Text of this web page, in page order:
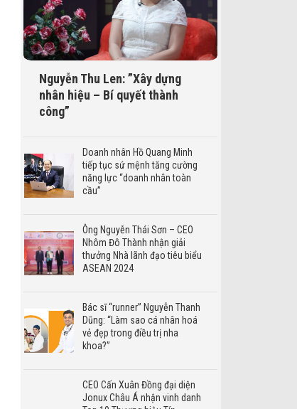
Nguyễn Thu Len: ”Xây dựng
nhân hiệu – Bí quyết thành
công”
Doanh nhân Hồ Quang Minh
tiếp tục sứ mệnh tăng cường
năng lực “doanh nhân toàn
cầu”
Ông Nguyễn Thái Sơn – CEO
Nhôm Đô Thành nhận giải
thưởng Nhà lãnh đạo tiêu biểu
ASEAN 2024
Bác sĩ “runner” Nguyễn Thanh
Dũng: “Làm sao cá nhân hoá
vẻ đẹp trong điều trị nha
khoa?”
CEO Cấn Xuân Đồng đại diện
Jonux Châu Á nhận vinh danh